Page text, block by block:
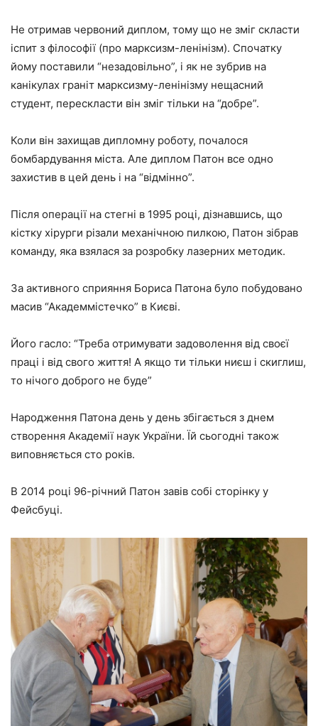
Не отримав червоний диплом, тому що не зміг скласти
іспит з філософії (про марксизм-ленінізм). Спочатку
йому поставили “незадовільно”, і як не зубрив на
канікулах граніт марксизму-ленінізму нещасний
студент, перескласти він зміг тільки на “добре”.
Коли він захищав дипломну роботу, почалося
бомбардування міста. Але диплом Патон все одно
захистив в цей день і на “відмінно”.
Після операції на стегні в 1995 році, дізнавшись, що
кістку хірурги різали механічною пилкою, Патон зібрав
команду, яка взялася за розробку лазерних методик.
За активного сприяння Бориса Патона було побудовано
масив “Академмістечко” в Києві.
Його гасло: “Треба отримувати задоволення від своєї
праці і від свого життя! А якщо ти тільки ниєш і скиглиш,
то нічого доброго не буде”
Народження Патона день у день збігається з днем
створення Академії наук України. Їй сьогодні також
виповняється сто років.
В 2014 році 96-річний Патон завів собі сторінку у
Фейсбуці.